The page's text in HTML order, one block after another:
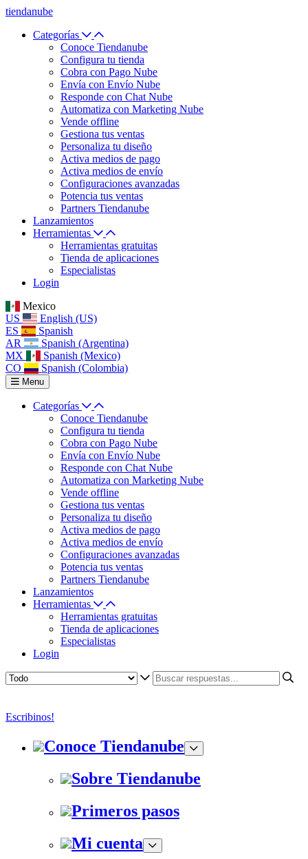
tiendanube
Categorías
Conoce Tiendanube
Configura tu tienda
Cobra con Pago Nube
Envía con Envío Nube
Responde con Chat Nube
Automatiza con Marketing Nube
Vende offline
Gestiona tus ventas
Personaliza tu diseño
Activa medios de pago
Activa medios de envío
Configuraciones avanzadas
Potencia tus ventas
Partners Tiendanube
Lanzamientos
Herramientas
Herramientas gratuitas
Tienda de aplicaciones
Especialistas
Login
Mexico
US
English (US)
ES
Spanish
AR
Spanish (Argentina)
MX
Spanish (Mexico)
CO
Spanish (Colombia)
Menu
Categorías
Conoce Tiendanube
Configura tu tienda
Cobra con Pago Nube
Envía con Envío Nube
Responde con Chat Nube
Automatiza con Marketing Nube
Vende offline
Gestiona tus ventas
Personaliza tu diseño
Activa medios de pago
Activa medios de envío
Configuraciones avanzadas
Potencia tus ventas
Partners Tiendanube
Lanzamientos
Herramientas
Herramientas gratuitas
Tienda de aplicaciones
Especialistas
Login
Escribinos!
Conoce Tiendanube
Sobre Tiendanube
Primeros pasos
Mi cuenta